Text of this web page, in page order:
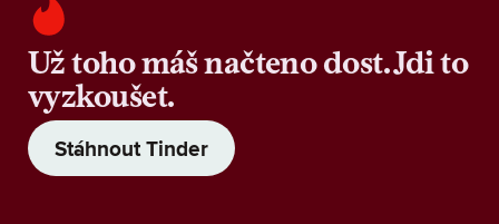
Už toho máš načteno dost. Jdi to
vyzkoušet.
Stáhnout Tinder